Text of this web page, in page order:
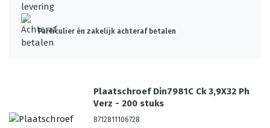
Particulier én zakelijk achteraf betalen
Plaatschroef Din7981C Ck 3,9X32 Ph
Verz - 200 stuks
8712811106728